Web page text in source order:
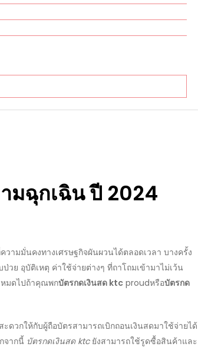
มฉุกเฉิน ปี 2024
ามมั่นคงทางเศรษฐกิจผันผวนได้ตลอดเวลา บางครั้ง
วย อุบัติเหตุ ค่าใช้จ่ายต่างๆ ที่ถาโถมเข้ามาไม่เว้น
หมดไปถ้าคุณพกบัตรกดเงินสด ktc proudหรือบัตรกด
ดวกให้กับผู้ถือบัตรสามารถเบิกถอนเงินสดมาใช้จ่ายได้
จากนี้ บัตรกดเงินสด ktcยังสามารถใช้รูดซื้อสินค้าและ